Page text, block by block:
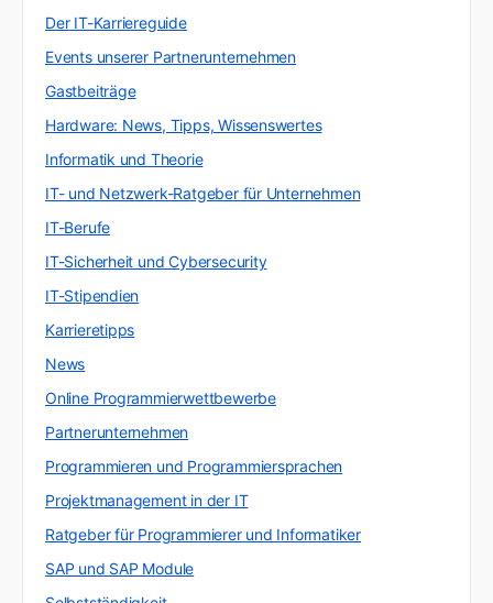
Der IT-Karriereguide
Events unserer Partnerunternehmen
Gastbeiträge
Hardware: News, Tipps, Wissenswertes
Informatik und Theorie
IT- und Netzwerk-Ratgeber für Unternehmen
IT-Berufe
IT-Sicherheit und Cybersecurity
IT-Stipendien
Karrieretipps
News
Online Programmierwettbewerbe
Partnerunternehmen
Programmieren und Programmiersprachen
Projektmanagement in der IT
Ratgeber für Programmierer und Informatiker
SAP und SAP Module